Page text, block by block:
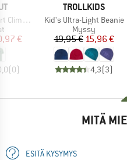
hinta
€
(0)
MERKKI
TROLLKIDS
Tuote
Kid's Ultra-Light Beanie
Tuoteryhmä
Myssy
Hinta
19,95 €Alennettu
15,96 €
4,3(3)
MITÄ
ESITÄ KYSYMYS